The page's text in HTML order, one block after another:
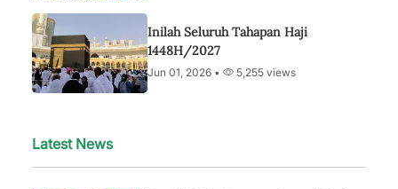
Inilah Seluruh Tahapan Haji
1448H/2027
Jun 01, 2026 • 5,255 views
Latest News